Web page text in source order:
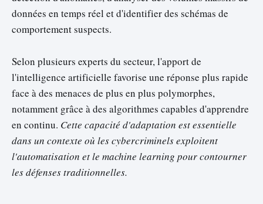
données en temps réel et d'identifier des schémas de
comportement suspects.
Selon plusieurs experts du secteur, l'apport de
l'intelligence artificielle favorise une réponse plus rapide
face à des menaces de plus en plus polymorphes,
notamment grâce à des algorithmes capables d'apprendre
en continu. Cette capacité d'adaptation est essentielle
dans un contexte où les cybercriminels exploitent
l'automatisation et le machine learning pour contourner
les défenses traditionnelles.